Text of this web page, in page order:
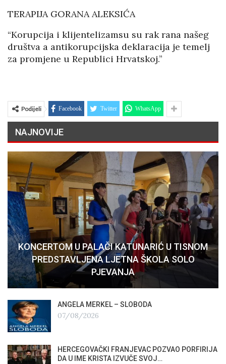
TERAPIJA GORANA ALEKSIĆA
“Korupcija i klijentelizamsu su rak rana našeg
društva a antikorupcijska deklaracija je temelj
za promjene u Republici Hrvatskoj.”
Podijeli Facebook Twitter WhatsApp
NAJNOVIJE
KONCERTOM U PALAČI KATUNARIĆ U TISNOM
PREDSTAVLJENA LJETNA ŠKOLA SOLO
PJEVANJA
ANGELA MERKEL – SLOBODA
07/08/2026
HERCEGOVAČKI FRANJEVAC POZVAO PORFIRIJA
DA U IME KRISTA IZVUČE SVOJ…